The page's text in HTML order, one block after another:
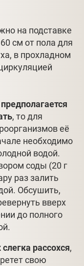
на подставке
см от пола для
в прохладном
, то для
её
необходимо
водой.
соды (20 г
раз залить
Обсушить,
вверх
до полного
рассохся,
свою